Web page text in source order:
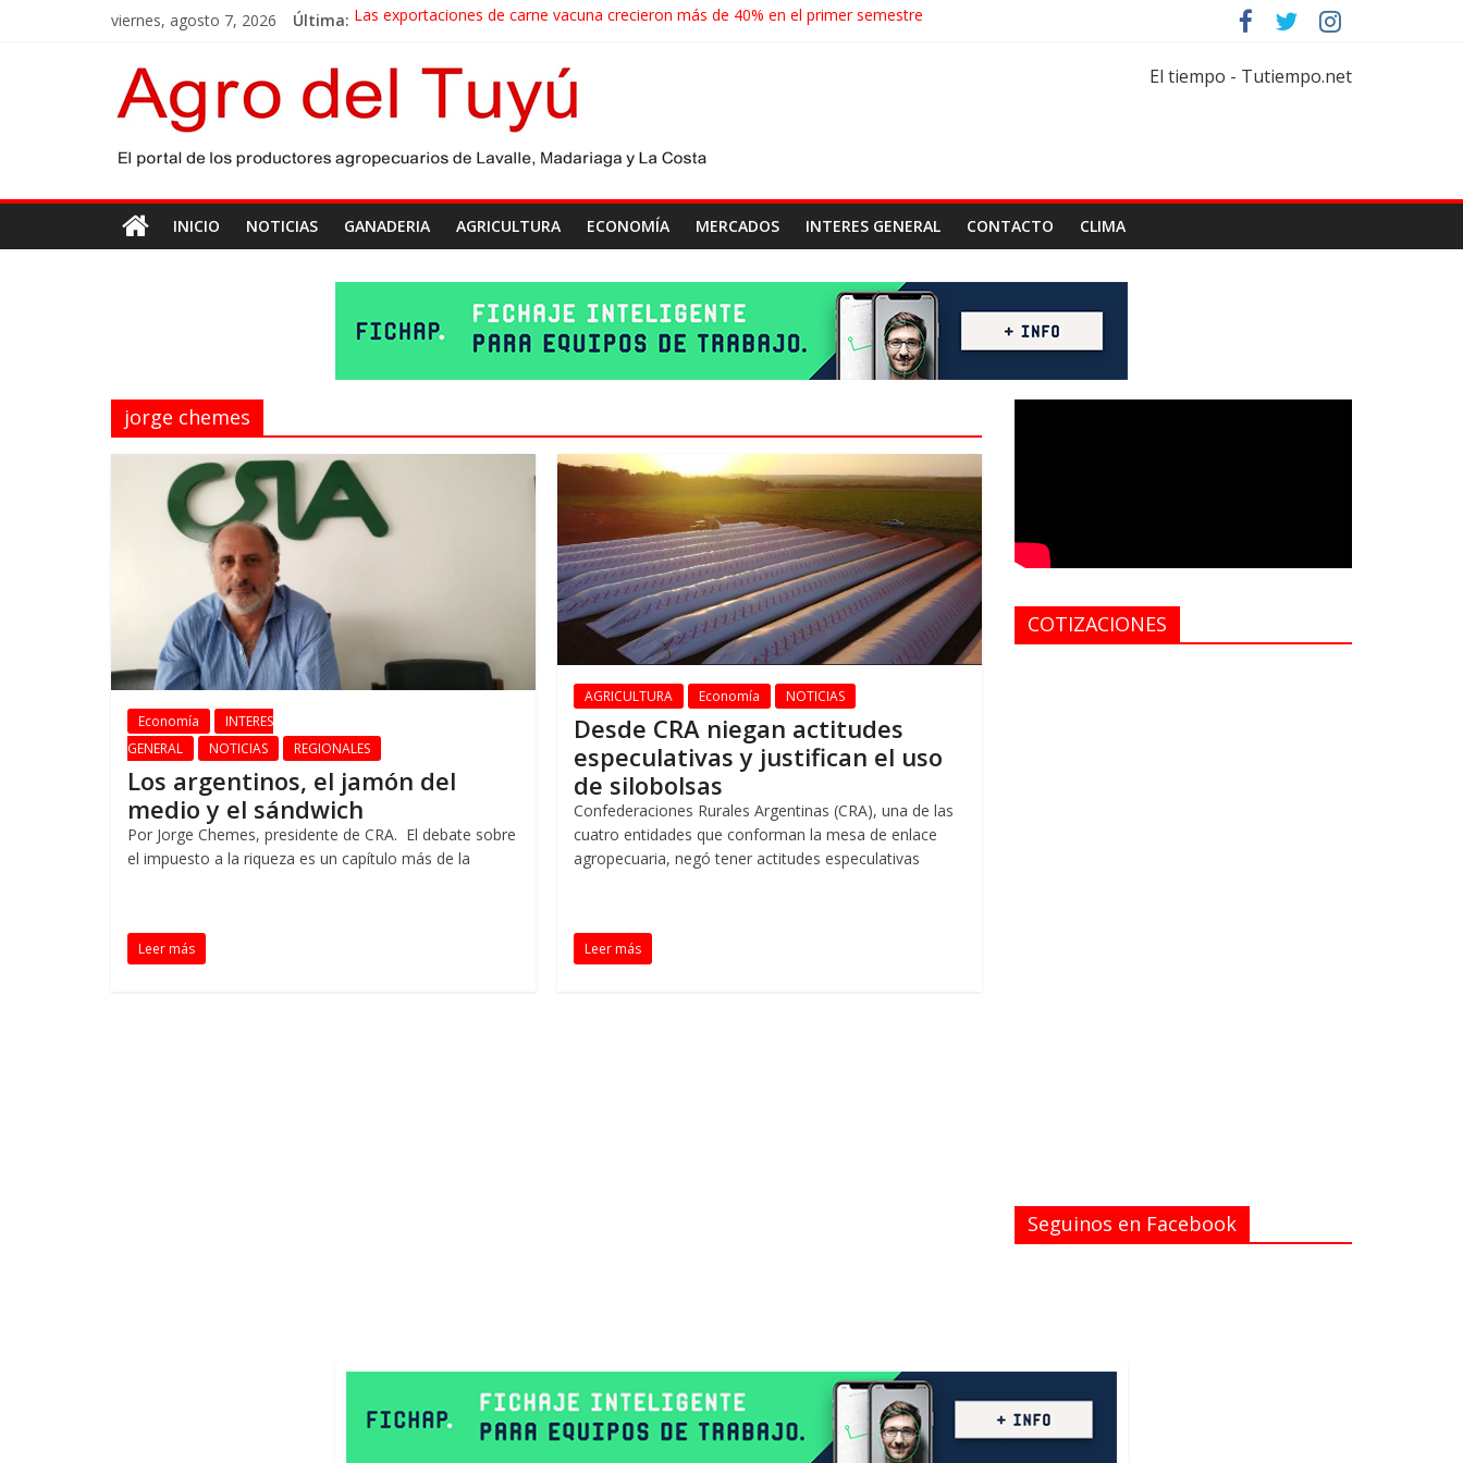
viernes, agosto 7, 2026 Última: Las exportaciones de carne vacuna crecieron más de 40% en el primer semestre
El gobierno bonaerense realizará un censo para actualizar el mapa de la producción hortiflorícola
Las exportaciones agroindustriales anotaron un récord histórico en el primer semestre
Maíz: estiman una cosecha récord de 71,5 millones de toneladas
El tiempo - Tutiempo.net
INICIO NOTICIAS GANADERIA AGRICULTURA ECONOMÍA MERCADOS INTERES GENERAL CONTACTO CLIMA
jorge chemes
Economía
INTERES
GENERAL
NOTICIAS REGIONALES
Los argentinos, el jamón del
medio y el sándwich
Por Jorge Chemes, presidente de CRA. El debate sobre
el impuesto a la riqueza es un capítulo más de la
Leer más
AGRICULTURA Economía NOTICIAS
Desde CRA niegan actitudes
especulativas y justifican el uso
de silobolsas
Confederaciones Rurales Argentinas (CRA), una de las
cuatro entidades que conforman la mesa de enlace
agropecuaria, negó tener actitudes especulativas
Leer más
COTIZACIONES
Seguinos en Facebook